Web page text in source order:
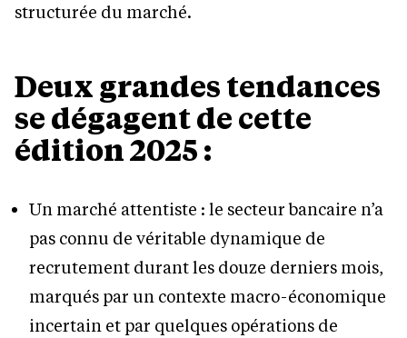
structurée du marché.
Deux grandes tendances
se dégagent de cette
édition 2025 :
Un marché attentiste : le secteur bancaire n’a
pas connu de véritable dynamique de
recrutement durant les douze derniers mois,
marqués par un contexte macro-économique
incertain et par quelques opérations de